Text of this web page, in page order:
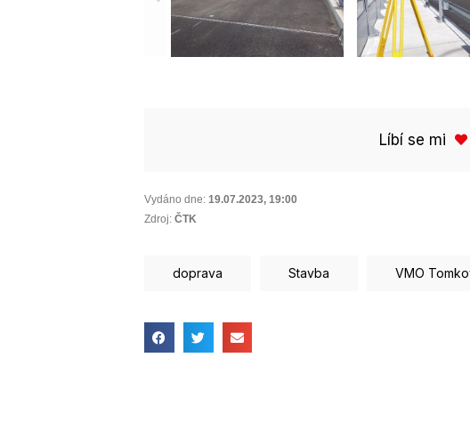
Líbí se mi
Vydáno dne: 19.07.2023, 19:00
Zdroj: ČTK
doprava Stavba VMO